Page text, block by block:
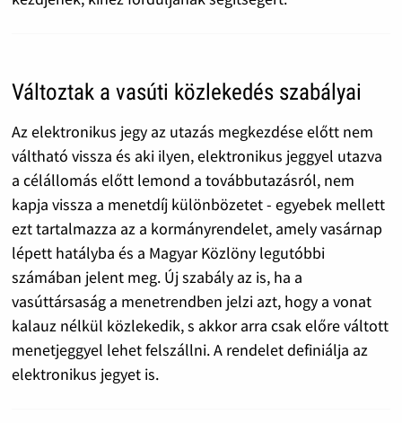
Változtak a vasúti közlekedés szabályai
Az elektronikus jegy az utazás megkezdése előtt nem
váltható vissza és aki ilyen, elektronikus jeggyel utazva
a célállomás előtt lemond a továbbutazásról, nem
kapja vissza a menetdíj különbözetet - egyebek mellett
ezt tartalmazza az a kormányrendelet, amely vasárnap
lépett hatályba és a Magyar Közlöny legutóbbi
számában jelent meg. Új szabály az is, ha a
vasúttársaság a menetrendben jelzi azt, hogy a vonat
kalauz nélkül közlekedik, s akkor arra csak előre váltott
menetjeggyel lehet felszállni. A rendelet definiálja az
elektronikus jegyet is.